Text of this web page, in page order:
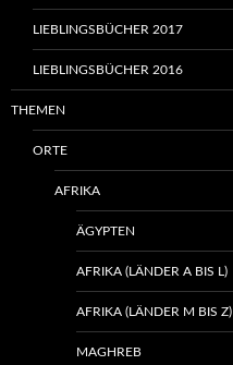
LIEBLINGSBÜCHER 2017
LIEBLINGSBÜCHER 2016
THEMEN
ORTE
AFRIKA
ÄGYPTEN
AFRIKA (LÄNDER A BIS L)
AFRIKA (LÄNDER M BIS Z)
MAGHREB